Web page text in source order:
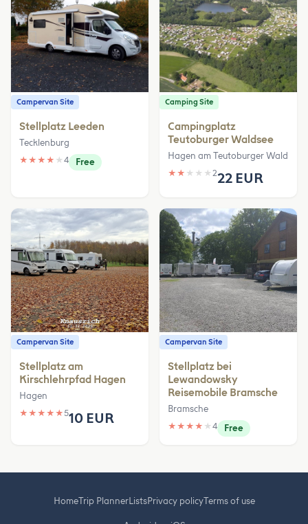
Campervan Site
Stellplatz Leeden
Tecklenburg
★ ★ ★ ★ ★ 4 Free
Camping Site
Campingplatz
Teutoburger Waldsee
Hagen am Teutoburger Wald
★ ★ ★ ★ ★ 222 EUR
Campervan Site
Stellplatz am
Kirschlehrpfad Hagen
Hagen
★ ★ ★ ★ ★510 EUR
Campervan Site
Stellplatz bei
Lewandowsky
Reisemobile Bramsche
Bramsche
★ ★ ★ ★ ★ 4 Free
HomeTrip PlannerListsPrivacy policyTerms of use